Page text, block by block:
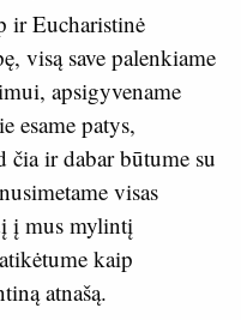
ir Eucharistinė
visą save palenkiame
apsigyvename
esame patys,
čia ir dabar būtume su
visas
į mus mylintį
kaip
atnašą.